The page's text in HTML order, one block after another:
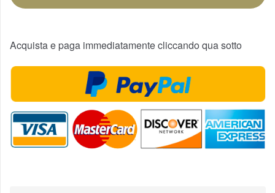
Acquista e paga immediatamente cliccando qua sotto